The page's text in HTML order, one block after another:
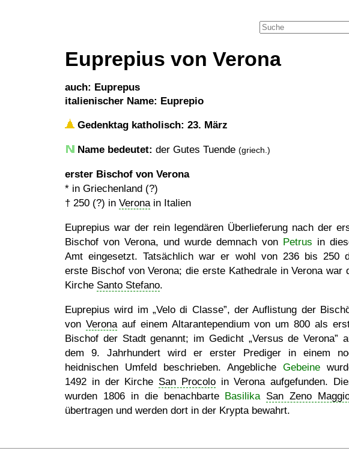
Euprepius von Verona
auch: Euprepus
italienischer Name: Euprepio
Gedenktag katholisch: 23. März
Name bedeutet: der Gutes Tuende (griech.)
erster Bischof von Verona
* in Griechenland (?)
† 250 (?) in Veronain Italien
Euprepius war der rein legendären Überlieferung nach der
Bischof von Verona, und wurde demnach von Petrus in
Amt eingesetzt. Tatsächlich war er wohl von 236 bis 250
erste Bischof von Verona; die erste Kathedrale in Verona war
Kirche Santo Stefano.
Euprepius wird im Velo di Classe , der Auflistung der
von Veronaauf einem Altarantependium von um 800 als
Bischof der Stadt genannt; im Gedicht
Versus de Verona
dem 9. Jahrhundert wird er erster Prediger in einem
heidnischen Umfeld beschrieben. Angebliche Gebeine
1492 in der Kirche San Procoloin Verona aufgefunden.
wurden 1806 in die benachbarte Basilika San Zeno
übertragen und werden dort in der Krypta bewahrt.